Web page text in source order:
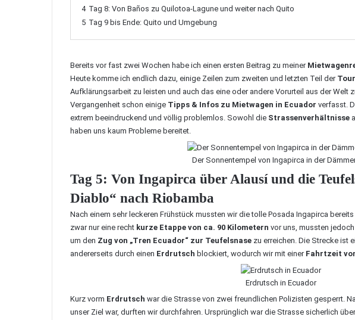
4 Tag 8: Von Baños zu Quilotoa-Lagune und weiter nach Quito
5 Tag 9 bis Ende: Quito und Umgebung
Bereits vor fast zwei Wochen habe ich einen ersten Beitrag zu meiner
Heute komme ich endlich dazu, einige Zeilen zum zweiten und letzten Teil der Tour
Aufklärungsarbeit zu leisten und auch das eine oder andere Vorurteil aus der Welt
Vergangenheit schon einige Tipps & Infos zu Mietwagen in Ecuador verfasst.
extrem beeindruckend und völlig problemlos. Sowohl die Strassenverhältnisse
haben uns kaum Probleme bereitet.
Der Sonnentempel von Ingapirca in der
Tag 5: Von Ingapirca über Alausí und die
Diablo“ nach Riobamba
Nach einem sehr leckeren Frühstück mussten wir die tolle Posada Ingapirca
zwar nur eine recht kurze Etappe von ca. 90 Kilometern vor uns, mussten
um den Zug von „Tren Ecuador“ zur Teufelsnase zu erreichen. Die Strecke ist
andererseits durch einen Erdrutsch blockiert, wodurch wir mit einer Fahrtzeit
Erdrutsch in Ecuador
Kurz vorm Erdrutsch war die Strasse von zwei freundlichen Polizisten gesperrt.
unser Ziel war, durften wir durchfahren. Ursprünglich war die Strasse sicherlich